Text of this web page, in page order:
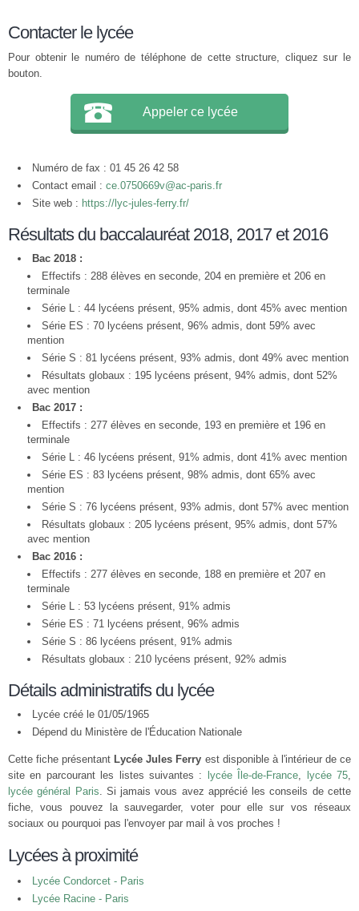
Contacter le lycée
Pour obtenir le numéro de téléphone de cette structure, cliquez sur le
bouton.
Appeler ce lycée
Numéro de fax : 01 45 26 42 58
Contact email : ce.0750669v@ac-paris.fr
Site web : https://lyc-jules-ferry.fr/
Résultats du baccalauréat 2018, 2017 et 2016
Bac 2018 :
Effectifs : 288 élèves en seconde, 204 en première et 206 en
terminale
Série L : 44 lycéens présent, 95% admis, dont 45% avec mention
Série ES : 70 lycéens présent, 96% admis, dont 59% avec
mention
Série S : 81 lycéens présent, 93% admis, dont 49% avec mention
Résultats globaux : 195 lycéens présent, 94% admis, dont 52%
avec mention
Bac 2017 :
Effectifs : 277 élèves en seconde, 193 en première et 196 en
terminale
Série L : 46 lycéens présent, 91% admis, dont 41% avec mention
Série ES : 83 lycéens présent, 98% admis, dont 65% avec
mention
Série S : 76 lycéens présent, 93% admis, dont 57% avec mention
Résultats globaux : 205 lycéens présent, 95% admis, dont 57%
avec mention
Bac 2016 :
Effectifs : 277 élèves en seconde, 188 en première et 207 en
terminale
Série L : 53 lycéens présent, 91% admis
Série ES : 71 lycéens présent, 96% admis
Série S : 86 lycéens présent, 91% admis
Résultats globaux : 210 lycéens présent, 92% admis
Détails administratifs du lycée
Lycée créé le 01/05/1965
Dépend du Ministère de l'Éducation Nationale
Cette fiche présentant Lycée Jules Ferry est disponible à l'intérieur de ce
site en parcourant les listes suivantes :
lycée Île-de-France, lycée 75,
lycée général Paris. Si jamais vous avez apprécié les conseils de cette
fiche, vous pouvez la sauvegarder, voter pour elle sur vos réseaux
sociaux ou pourquoi pas l'envoyer par mail à vos proches !
Lycées à proximité
Lycée Condorcet - Paris
Lycée Racine - Paris